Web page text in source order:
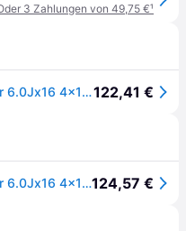
3 Zahlungen von 49,75 €¹
DEZENT DEZENT TN SILVER silver 6.0Jx16 4x108 ET23122,41 €
DEZENT DEZENT TN SILVER silver 6.0Jx16 4x108 ET23124,57 €